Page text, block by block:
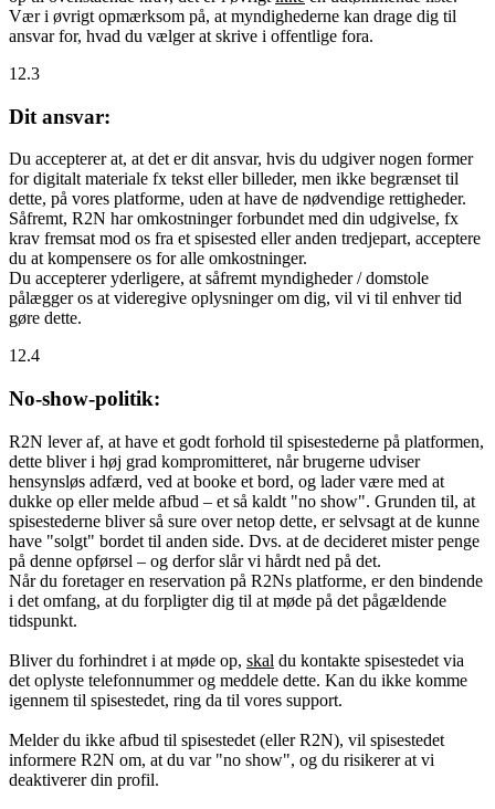
Vær i øvrigt opmærksom på, at myndighederne kan drage dig til
ansvar for, hvad du vælger at skrive i offentlige fora.
12.3
Dit ansvar:
Du accepterer at, at det er dit ansvar, hvis du udgiver nogen former
for digitalt materiale fx tekst eller billeder, men ikke begrænset til
dette, på vores platforme, uden at have de nødvendige rettigheder.
Såfremt, R2N har omkostninger forbundet med din udgivelse, fx
krav fremsat mod os fra et spisested eller anden tredjepart, acceptere
du at kompensere os for alle omkostninger.
Du accepterer yderligere, at såfremt myndigheder / domstole
pålægger os at videregive oplysninger om dig, vil vi til enhver tid
gøre dette.
12.4
No-show-politik:
R2N lever af, at have et godt forhold til spisestederne på platformen,
dette bliver i høj grad kompromitteret, når brugerne udviser
hensynsløs adfærd, ved at booke et bord, og lader være med at
dukke op eller melde afbud – et så kaldt "no show". Grunden til, at
spisestederne bliver så sure over netop dette, er selvsagt at de kunne
have "solgt" bordet til anden side. Dvs. at de decideret mister penge
på denne opførsel – og derfor slår vi hårdt ned på det.
Når du foretager en reservation på R2Ns platforme, er den bindende
i det omfang, at du forpligter dig til at møde på det pågældende
tidspunkt.
Bliver du forhindret i at møde op, skal du kontakte spisestedet via
det oplyste telefonnummer og meddele dette. Kan du ikke komme
igennem til spisestedet, ring da til vores support.
Melder du ikke afbud til spisestedet (eller R2N), vil spisestedet
informere R2N om, at du var "no show", og du risikerer at vi
deaktiverer din profil.